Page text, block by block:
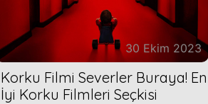
30 Ekim 2023
Korku Filmi Severler Buraya! En
İyi Korku Filmleri Seçkisi